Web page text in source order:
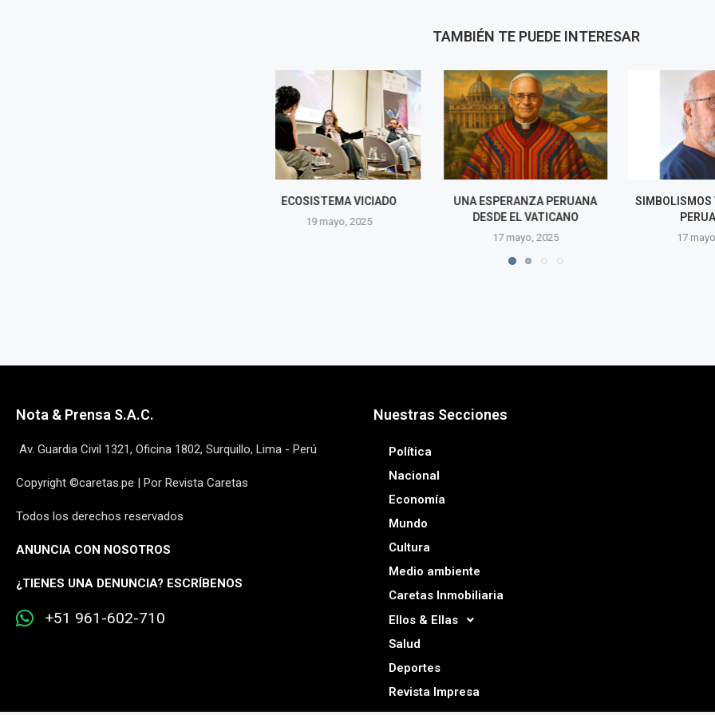
TAMBIÉN TE PUEDE INTERESAR
UNA ESPERANZA PERUANA
DESDE EL VATICANO
SIMBOLISMOS VATICANOS Y
PERUANOS
17 mayo, 2025
EL PAPA
16
Nota & Prensa S.A.C.
Av. Guardia Civil 1321, Oficina 1802, Surquillo, Lima - Perú
Copyright ©caretas.pe | Por Revista Caretas
Todos los derechos reservados
ANUNCIA CON NOSOTROS
¿TIENES UNA DENUNCIA? ESCRÍBENOS
+51 961-602-710
Nuestras Secciones
Política
Nacional
Economía
Mundo
Cultura
Medio ambiente
Caretas Inmobiliaria
Ellos & Ellas
Salud
Deportes
Revista Impresa